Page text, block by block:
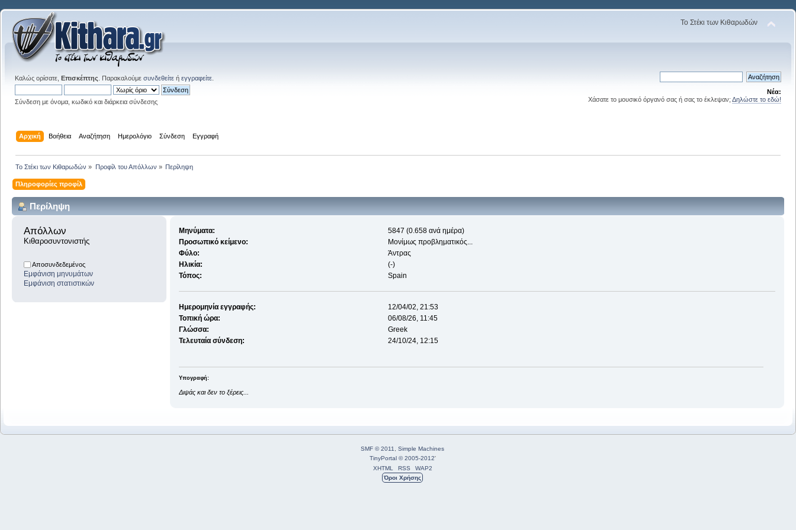
Το Στέκι των Κιθαρωδών
Καλώς ορίσατε, Επισκέπτης . Παρακαλούμε συνδεθείτε ή εγγραφείτε
Σύνδεση με όνομα, κωδικό και διάρκεια σύνδεσης
Νέα:
Χάσατε το μουσικό όργανό σας ή σας το έκλεψαν; Δηλώστε το εδώ!
Αρχική Βοήθεια Αναζήτηση Ημερολόγιο Σύνδεση Εγγραφή
Το Στέκι των Κιθαρωδών » Προφίλ του Απόλλων » Περίληψη
Πληροφορίες προφίλ
Περίληψη
Απόλλων
Κιθαροσυντονιστής
Αποσυνδεδεμένος
Εμφάνιση μηνυμάτων
Εμφάνιση στατιστικών
Μηνύματα:
5847 (0.658 ανά ημέρα)
Προσωπικό κείμενο:
Μονίμως προβληματικός...
Φύλο:
Άντρας
Ηλικία:
(-)
Τόπος:
Spain
Ημερομηνία εγγραφής:
12/04/02, 21:53
Τοπική ώρα:
06/08/26, 11:45
Γλώσσα:
Greek
Τελευταία σύνδεση:
24/10/24, 12:15
Υπογραφή:
Διψάς και δεν το ξέρεις...
SMF © 2011
Simple Machines
TinyPortal © 2005-2012'
XHTML
RSS
WAP2
Όροι Χρήσης